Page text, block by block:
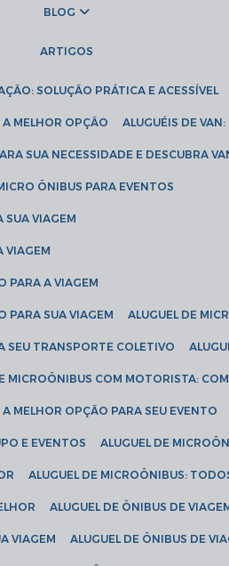
BLOG
ARTIGOS
SOLUÇÃO PRÁTICA E ACESSÍVEL
A MELHOR OPÇÃO ALUGUÉIS DE
SUA NECESSIDADE E DESCUBRA
MICRO ÔNIBUS PARA EVENTOS
SUA VIAGEM
VIAGEM
PARA A VIAGEM
PARA SUA VIAGEM ALUGUEL DE
SEU TRANSPORTE COLETIVO
MICROÔNIBUS COM MOTORISTA:
MELHOR OPÇÃO PARA SEU EVENTO
E EVENTOS ALUGUEL DE
ALUGUEL DE MICROÔNIBUS:
ALUGUEL DE ÔNIBUS DE
VIAGEM ALUGUEL DE ÔNIBUS DE